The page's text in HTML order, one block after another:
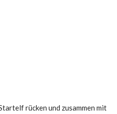
rücken und zusammen mit